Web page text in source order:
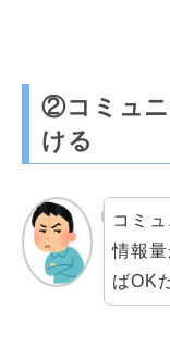
②コミュニ
ける
コミ
情報量
ばOK